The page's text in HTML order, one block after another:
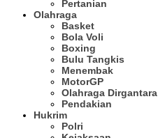
Pertanian
Olahraga
Basket
Bola Voli
Boxing
Bulu Tangkis
Menembak
MotorGP
Olahraga Dirgantara
Pendakian
Hukrim
Polri